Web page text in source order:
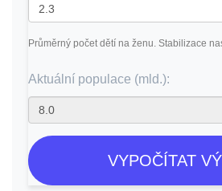
Průměrný počet dětí na ženu. Stabilizace
Aktuální populace (mld.):
VYPOČÍTAT